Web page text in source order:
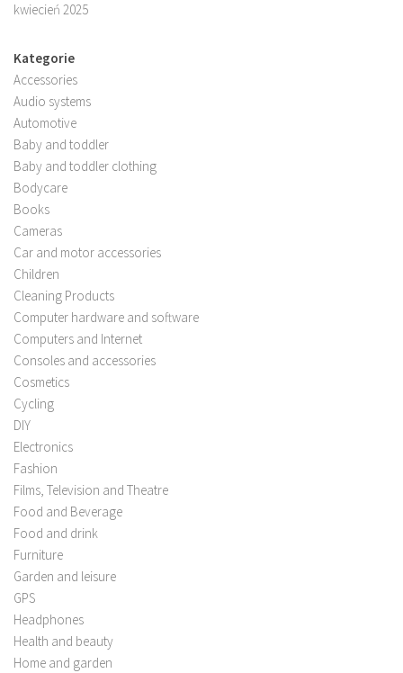
kwiecień 2025
Kategorie
Accessories
Audio systems
Automotive
Baby and toddler
Baby and toddler clothing
Bodycare
Books
Cameras
Car and motor accessories
Children
Cleaning Products
Computer hardware and software
Computers and Internet
Consoles and accessories
Cosmetics
Cycling
DIY
Electronics
Fashion
Films, Television and Theatre
Food and Beverage
Food and drink
Furniture
Garden and leisure
GPS
Headphones
Health and beauty
Home and garden